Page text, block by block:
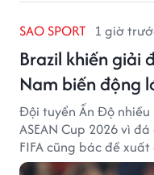
SAO SPORT 1 giờ
Brazil khiến giải
Nam biến động
Đội tuyển Ấn Độ nhiều
ASEAN Cup 2026 vì
FIFA cũng bác đề
tuyển quốc gia.